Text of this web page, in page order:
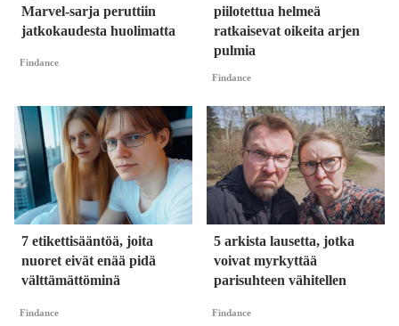
Marvel-sarja peruttiin
jatkokaudesta huolimatta
Findance
piilotettua helmeä
ratkaisevat oikeita arjen
pulmia
Findance
7 etikettisääntöä, joita
nuoret eivät enää pidä
välttämättöminä
Findance
5 arkista lausetta, jotka
voivat myrkyttää
parisuhteen vähitellen
Findance